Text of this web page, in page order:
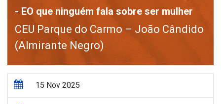
- EO que ninguém fala sobre ser mulher
CEU Parque do Carmo – João Cândido
(Almirante Negro)
15 Nov 2025